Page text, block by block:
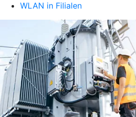
WLAN in Filialen